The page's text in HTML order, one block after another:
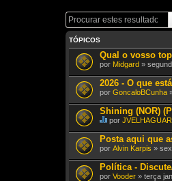
TÓPICOS
Qual o vosso
por Midgard »
2026 - O que
por GoncaloBCunha
Shining (NOR)
E
s
t
e
T
ó
p
por
Posta aqui que
por Alvin Karpis »
Política -
por Vooder » terça